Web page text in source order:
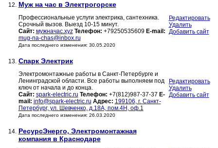
12. Муж на час в Электрогорске
Профессиональные услуги электрика, сантехника.
Срочный вызов. Выезд 10-15 минут.
Сайт: мужначас.xyz Телефон: +79250535609 E-mail:
mug-na-chas@inbox.ru
Дата последнего изменения: 30.05.2020
Редактировать
Удалить
Добавить сайт
13. Спарк Электрик
Электромонтажные работы в Санкт-Петербурге и
Ленинградской области. Все работы выполняем под
ключ от начала и до конца.
Сайт: spark-electric.ru Телефон: +7(812)987-37-37 E-
mail: info@spark-electric.ru Адрес: 199106, г. Санкт-
Петербург, ул. Шевченко, д.18А, пом.4Н, оф.1
Дата последнего изменения: 26.03.2020
Редактировать
Удалить
Добавить сайт
14. РесурсЭнерго, Электромонтажная
компания в Краснодаре